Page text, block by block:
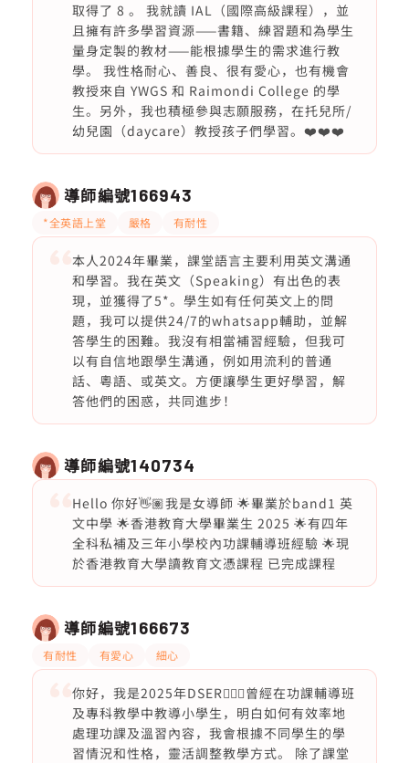
取得了 8 。 我就讀 IAL（國際高級課程），並
且擁有許多學習資源——書籍、練習題和為學生
量身定製的教材——能根據學生的需求進行教
學。 我性格耐心、善良、很有愛心，也有機會
教授來自 YWGS 和 Raimondi College 的學
生。另外，我也積極參與志願服務，在托兒所/
幼兒園（daycare）教授孩子們學習。❤️❤️❤️
導師編號166943
*全英語上堂 嚴格 有耐性
本人2024年畢業，課堂語言主要利用英文溝通
和學習。我在英文（Speaking）有出色的表
現，並獲得了5*。學生如有任何英文上的問
題，我可以提供24/7的whatsapp輔助，並解
答學生的困難。我沒有相當補習經驗，但我可
以有自信地跟學生溝通，例如用流利的普通
話、粵語、或英文。方便讓學生更好學習，解
答他們的困惑，共同進步！
導師編號140734
Hello 你好👋🏽我是女導師 🌟畢業於band1 英
文中學 🌟香港教育大學畢業生 2025 🌟有四年
全科私補及三年小學校內功課輔導班經驗 🌟現
於香港教育大學讀教育文憑課程 已完成課程
導師編號166673
有耐性 有愛心 細心
你好，我是2025年DSER🙋🏻‍♀️曾經在功課輔導班
及專科教學中教導小學生，明白如何有效率地
處理功課及溫習內容，我會根據不同學生的學
習情況和性格，靈活調整教學方式。 除了課堂